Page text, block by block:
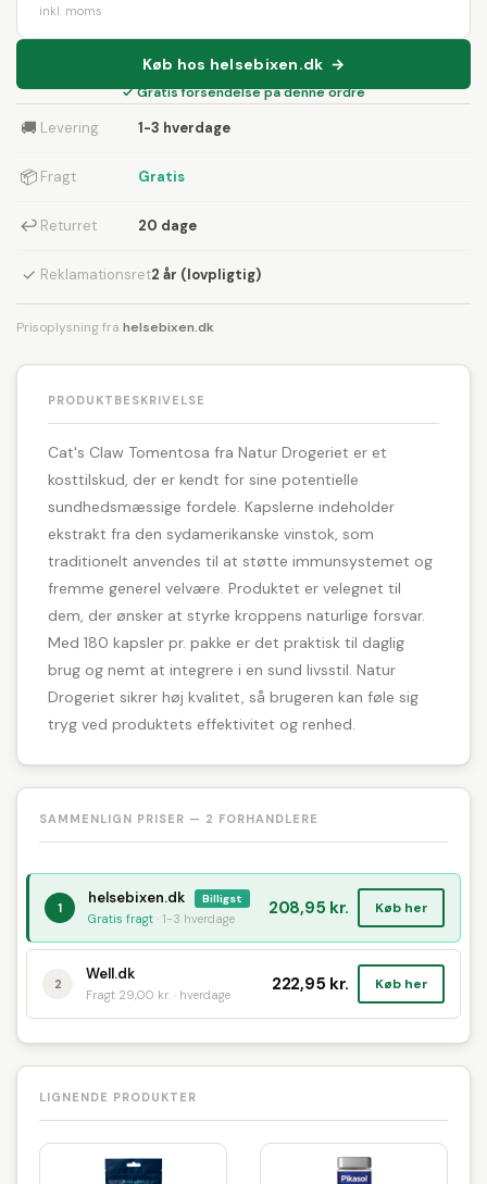
inkl. moms
Køb hos helsebixen.dk →
✓ Gratis forsendelse på denne ordre
🚚 Levering 1-3 hverdage
📦 Fragt Gratis
↩ Returret 20 dage
✓ Reklamationsret2 år (lovpligtig)
Prisoplysning fra helsebixen.dk
PRODUKTBESKRIVELSE
Cat's Claw Tomentosa fra Natur Drogeriet er et
kosttilskud, der er kendt for sine potentielle
sundhedsmæssige fordele. Kapslerne indeholder
ekstrakt fra den sydamerikanske vinstok, som
traditionelt anvendes til at støtte immunsystemet og
fremme generel velvære. Produktet er velegnet til
dem, der ønsker at styrke kroppens naturlige forsvar.
Med 180 kapsler pr. pakke er det praktisk til daglig
brug og nemt at integrere i en sund livsstil. Natur
Drogeriet sikrer høj kvalitet, så brugeren kan føle sig
tryg ved produktets effektivitet og renhed.
SAMMENLIGN PRISER — 2 FORHANDLERE
1
helsebixen.dk Billigst
Gratis fragt · 1-3 hverdage 208,95 kr. Køb her
2
Well.dk
Fragt 29,00 kr. · hverdage 222,95 kr. Køb her
LIGNENDE PRODUKTER